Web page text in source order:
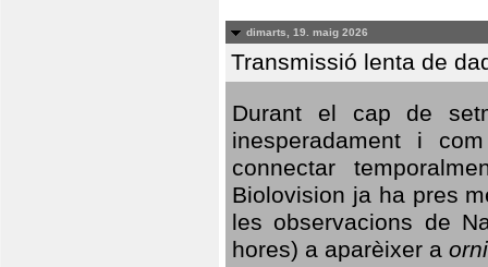
dimarts, 19. maig 2026
Transmissió lenta de
Durant el cap de
inesperadament i
connectar
Biolovision ja ha pres
les observacions de
hores) a aparèixer a